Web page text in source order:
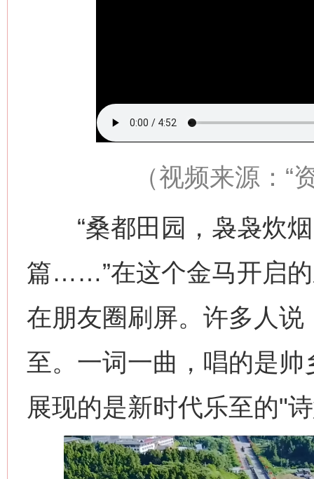
（视频来源： “
“桑都田园，袅袅炊
篇……”在这个金马开启
在朋友圈刷屏。许多人
至。一词一曲，唱的是
展现的是新时代乐至的"